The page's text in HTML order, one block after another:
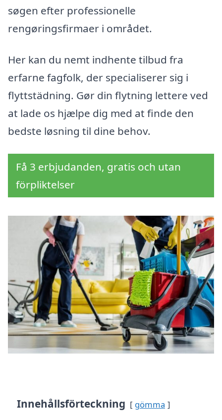
søgen efter professionelle
rengøringsfirmaer i området.
Her kan du nemt indhente tilbud fra
erfarne fagfolk, der specialiserer sig i
flyttstädning. Gør din flytning lettere ved
at lade os hjælpe dig med at finde den
bedste løsning til dine behov.
Få 3 erbjudanden, gratis och utan
förpliktelser
Innehållsförteckning gömma